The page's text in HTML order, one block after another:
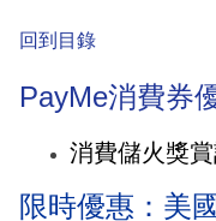
回到目錄
PayMe消費券
消費儲火獎賞
限時優惠：美